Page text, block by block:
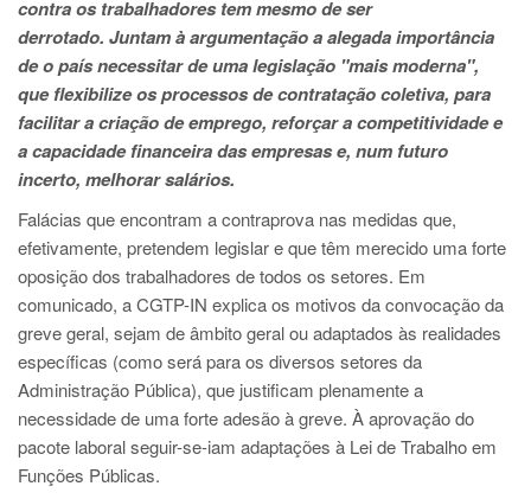
contra os trabalhadores tem mesmo de ser
derrotado. Juntam à argumentação a alegada importância
de o país necessitar de uma legislação "mais moderna",
que flexibilize os processos de contratação coletiva, para
facilitar a criação de emprego, reforçar a competitividade e
a capacidade financeira das empresas e, num futuro
incerto, melhorar salários.
Falácias que encontram a contraprova nas medidas que,
efetivamente, pretendem legislar e que têm merecido uma forte
oposição dos trabalhadores de todos os setores. Em
comunicado, a CGTP-IN explica os motivos da convocação da
greve geral, sejam de âmbito geral ou adaptados às realidades
específicas (como será para os diversos setores da
Administração Pública), que justificam plenamente a
necessidade de uma forte adesão à greve. À aprovação do
pacote laboral seguir-se-iam adaptações à Lei de Trabalho em
Funções Públicas.